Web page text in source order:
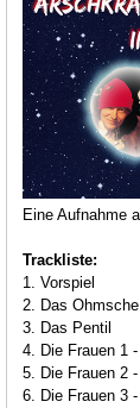
Eine Aufnahme
Trackliste:
1. Vorspiel
2. Das
3. Das Pentil
4. Die Frauen 1
5. Die Frauen 2
6. Die Frauen 3